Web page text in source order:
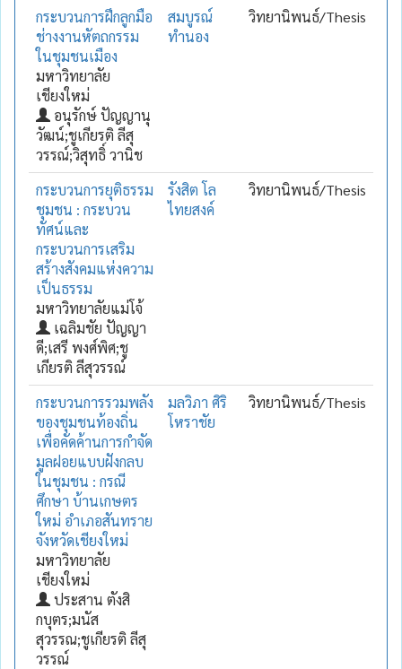
กระบวนการฝึกลูกมือ
ช่างงานหัตถกรรม
ในชุมชนเมือง
มหาวิทยาลัย
เชียงใหม่
อนุรักษ์ ปัญญานุ
วัฒน์;ชูเกียรติ ลีสุ
วรรณ์;วิสุทธิ์ วานิช
สมบูรณ์
ทำนอง
วิทยานิพนธ์/Thesis
กระบวนการยุติธรรม
ชุมชน : กระบวน
ทัศน์และ
กระบวนการเสริม
สร้างสังคมแห่งความ
เป็นธรรม
มหาวิทยาลัยแม่โจ้
เฉลิมชัย ปัญญา
ดี;เสรี พงศ์พิศ;ชู
เกียรติ ลีสุวรรณ์
รังสิต โล
ไทยสงค์
วิทยานิพนธ์/Thesis
กระบวนการรวมพลัง
ของชุมชนท้องถิ่น
เพื่อคัดค้านการกำจัด
มูลฝอยแบบฝังกลบ
ในชุมชน : กรณี
ศึกษา บ้านเกษตร
ใหม่ อำเภอสันทราย
จังหวัดเชียงใหม่
มหาวิทยาลัย
เชียงใหม่
ประสาน ตังสิ
กบุตร;มนัส
สุวรรณ;ชูเกียรติ ลีสุ
วรรณ์
มลวิภา ศิริ
โหราชัย
วิทยานิพนธ์/Thesis